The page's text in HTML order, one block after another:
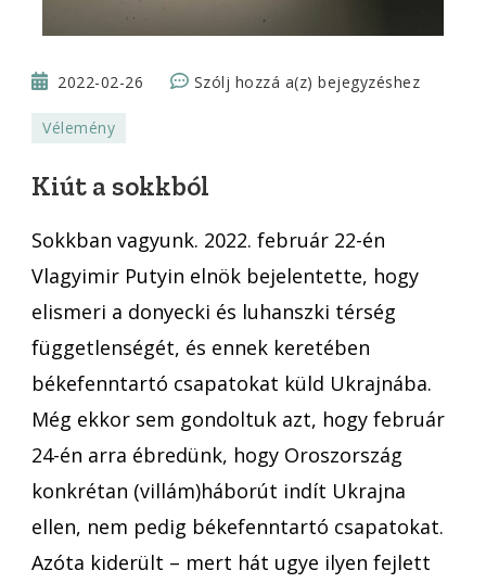
2022-02-26 Szólj hozzá a(z)Kiút
bejegyzéshez
Vélemény
Kiút a sokkból
Sokkban vagyunk. 2022. február 22-én
Vlagyimir Putyin elnök bejelentette, hogy
elismeri a donyecki és luhanszki térség
függetlenségét, és ennek keretében
békefenntartó csapatokat küld Ukrajnába.
Még ekkor sem gondoltuk azt, hogy február
24-én arra ébredünk, hogy Oroszország
konkrétan (villám)háborút indít Ukrajna
ellen, nem pedig békefenntartó csapatokat.
Azóta kiderült – mert hát ugye ilyen fejlett